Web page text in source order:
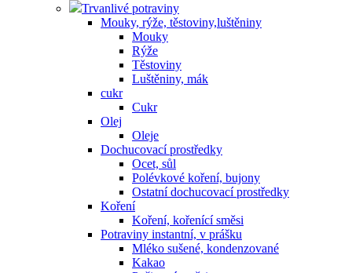
Trvanlivé potraviny
Mouky, rýže, těstoviny,luštěniny
Mouky
Rýže
Těstoviny
Luštěniny, mák
cukr
Cukr
Olej
Oleje
Dochucovací prostředky
Ocet, sůl
Polévkové koření, bujony
Ostatní dochucovací prostředky
Koření
Koření, kořenící směsi
Potraviny instantní, v prášku
Mléko sušené, kondenzované
Kakao